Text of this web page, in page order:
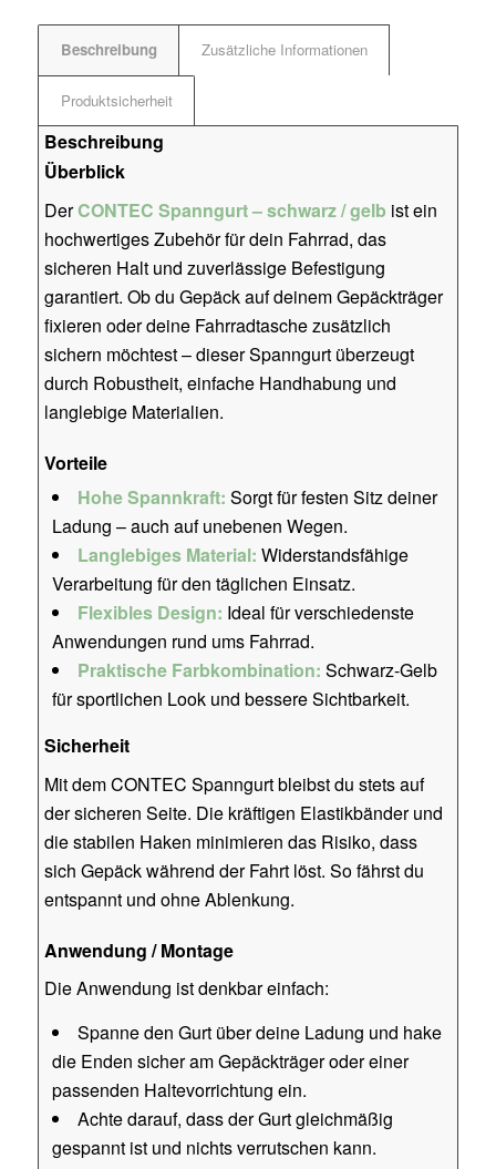
Beschreibung Zusätzliche Informationen
Produktsicherheit
Beschreibung
Überblick
DerCONTEC Spanngurt – schwarz / gelb ist ein
hochwertiges Zubehör für dein Fahrrad, das
sicheren Halt und zuverlässige Befestigung
garantiert. Ob du Gepäck auf deinem Gepäckträger
fixieren oder deine Fahrradtasche zusätzlich
sichern möchtest – dieser Spanngurt überzeugt
durch Robustheit, einfache Handhabung und
langlebige Materialien.
Vorteile
Hohe Spannkraft: Sorgt für festen Sitz deiner
Ladung – auch auf unebenen Wegen.
Langlebiges Material: Widerstandsfähige
Verarbeitung für den täglichen Einsatz.
Flexibles Design: Ideal für verschiedenste
Anwendungen rund ums Fahrrad.
Praktische Farbkombination: Schwarz-Gelb
für sportlichen Look und bessere Sichtbarkeit.
Sicherheit
Mit dem CONTEC Spanngurt bleibst du stets auf
der sicheren Seite. Die kräftigen Elastikbänder und
die stabilen Haken minimieren das Risiko, dass
sich Gepäck während der Fahrt löst. So fährst du
entspannt und ohne Ablenkung.
Anwendung / Montage
Die Anwendung ist denkbar einfach:
Spanne den Gurt über deine Ladung und hake
die Enden sicher am Gepäckträger oder einer
passenden Haltevorrichtung ein.
Achte darauf, dass der Gurt gleichmäßig
gespannt ist und nichts verrutschen kann.